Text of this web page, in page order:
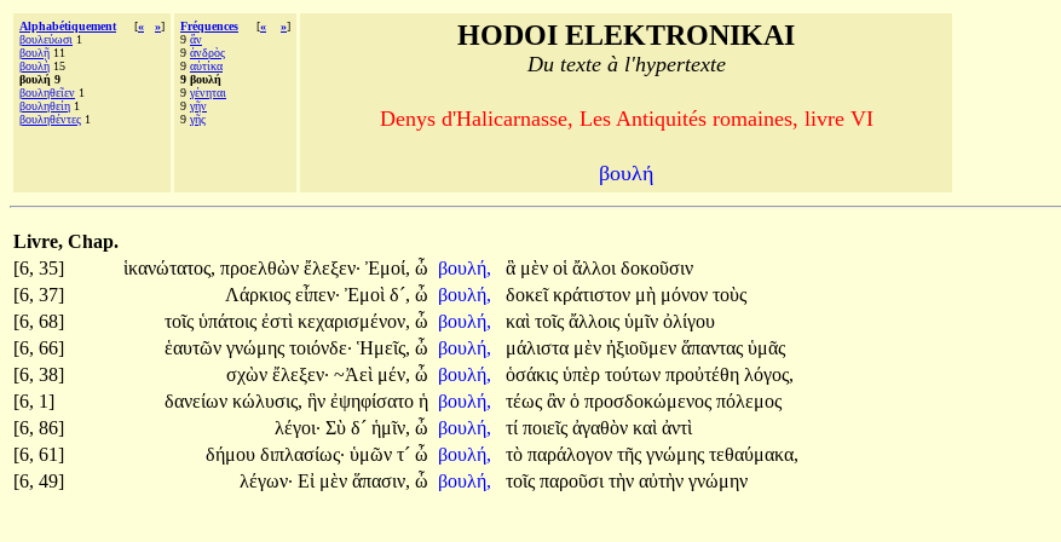
Alphabétiquement [« »]
βουλεύωσι 1
βουλῇ 11
βουλὴ 15
βουλή 9
βουληθεῖεν 1
βουληθείη 1
βουληθέντες 1
Fréquences [« »]
9 ἄν
9 ἀνδρὸς
9 αὐτίκα
9 βουλή
9 γένηται
9 γῆν
9 γῆς
HODOI ELEKTRONIKAI
Du texte à l'hypertexte
Denys d'Halicarnasse, Les Antiquités romaines, livre VI
βουλή
Livre, Chap.
[6, 35]
ἱκανώτατος, προελθὼν ἔλεξεν· Ἐμοί, ὦ βουλή, ἃ μὲν οἱ ἄλλοι δοκοῦσιν
[6, 37]
Λάρκιος εἶπεν· Ἐμοὶ δ´, ὦ βουλή, δοκεῖκράτιστον μὴ μόνον τοὺς
[6, 68]
τοῖς ὑπάτοις ἐστὶ κεχαρισμένον, ὦ βουλή, καὶ τοῖς ἄλλοις ὑμῖν ὀλίγου
[6, 66]
ἑαυτῶν γνώμης τοιόνδε· Ἡμεῖς, ὦ βουλή, μάλιστα μὲν ἠξιοῦμεν ἅπαντας ὑμᾶς
[6, 38]
σχὼν ἔλεξεν· ~Ἀεὶ μέν, ὦ βουλή, ὁσάκις ὑπὲρ τούτων προὐτέθη λόγος,
[6, 1]
δανείων κώλυσις, ἣν ἐψηφίσατο ἡ βουλή, τέως ἂν ὁ προσδοκώμενος πόλεμος
[6, 86]
λέγοι· Σὺ δ´ ἡμῖν, ὦ βουλή, τί ποιεῖς ἀγαθὸν καὶ ἀντὶ
[6, 61]
δήμου διπλασίως· ὑμῶν τ´ ὦ βουλή, τὸ παράλογον τῆς γνώμης τεθαύμακα,
[6, 49]
λέγων· Εἰ μὲν ἅπασιν, ὦ βουλή, τοῖς παροῦσι τὴν αὐτὴν γνώμην